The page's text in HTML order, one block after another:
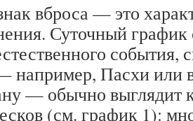
вброса — это
Суточный
события,
Пасхи или
— обычно выглядит
(см. график 1):